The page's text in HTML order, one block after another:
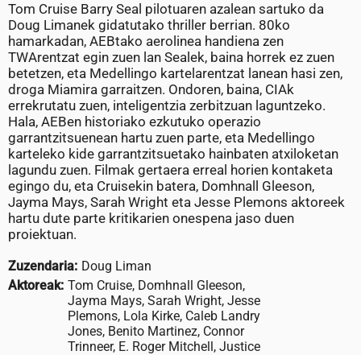
Tom Cruise Barry Seal pilotuaren azalean sartuko da
Doug Limanek gidatutako thriller berrian. 80ko
hamarkadan, AEBtako aerolinea handiena zen
TWArentzat egin zuen lan Sealek, baina horrek ez zuen
betetzen, eta Medellingo kartelarentzat lanean hasi zen,
droga Miamira garraitzen. Ondoren, baina, CIAk
errekrutatu zuen, inteligentzia zerbitzuan laguntzeko.
Hala, AEBen historiako ezkutuko operazio
garrantzitsuenean hartu zuen parte, eta Medellingo
karteleko kide garrantzitsuetako hainbaten atxiloketan
lagundu zuen. Filmak gertaera erreal horien kontaketa
egingo du, eta Cruisekin batera, Domhnall Gleeson,
Jayma Mays, Sarah Wright eta Jesse Plemons aktoreek
hartu dute parte kritikarien onespena jaso duen
proiektuan.
Zuzendaria: Doug Liman
Aktoreak: Tom Cruise, Domhnall Gleeson,
Jayma Mays, Sarah Wright, Jesse
Plemons, Lola Kirke, Caleb Landry
Jones, Benito Martinez, Connor
Trinneer, E. Roger Mitchell, Justice